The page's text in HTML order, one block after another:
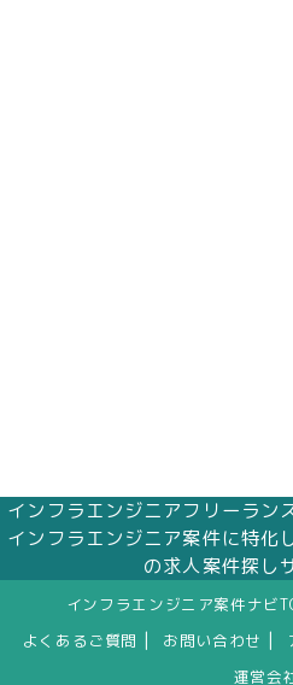
インフラエンジニアフリーラン
インフラエンジニア案件に特化
の求人案件探し
インフラエンジニア案件ナビ
よくあるご質問 お問い合わせ
運営会